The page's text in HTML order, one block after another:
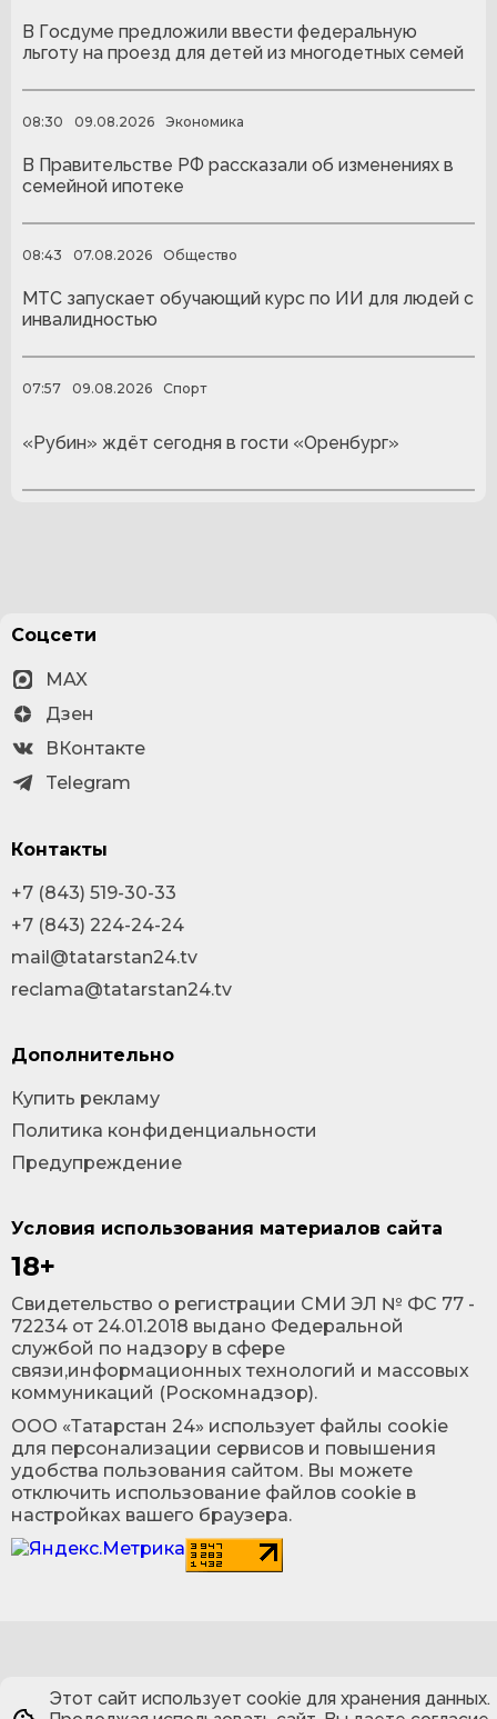
В Госдуме предложили ввести федеральную
льготу на проезд для детей из многодетных семей
08:30 09.08.2026 Экономика
В Правительстве РФ рассказали об изменениях в
семейной ипотеке
08:43 07.08.2026 Общество
МТС запускает обучающий курс по ИИ для людей с
инвалидностью
07:57 09.08.2026 Спорт
«Рубин» ждёт сегодня в гости «Оренбург»
Условия использования материалов сайта
18+
Cвидетельство о регистрации СМИ ЭЛ № ФС 77 -
72234 от 24.01.2018 выдано Федеральной
службой по надзору в сфере
связи,информационных технологий и массовых
коммуникаций (Роскомнадзор).
ООО «Татарстан 24» использует файлы cookie
для персонализации сервисов и повышения
удобства пользования сайтом. Вы можете
отключить использование файлов cookie в
настройках вашего браузера.
Соцсети
MAX
Дзен
ВКонтакте
Telegram
Контакты
+7 (843) 519-30-33
+7 (843) 224-24-24
mail@tatarstan24.tv
reclama@tatarstan24.tv
Дополнительно
Купить рекламу
Политика конфиденциальности
Предупреждение
Этот сайт использует cookie для хранения данных.